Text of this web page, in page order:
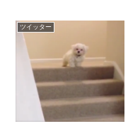
ツイッター